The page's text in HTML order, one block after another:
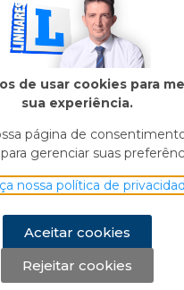
Jr é maranhense.
Jornalismo, estudou
em ciência
político.
Chama o
de usar cookies para
sua experiência.
página de
gerenciar suas
nossa política de
Aceitar cookies
Rejeitar cookies